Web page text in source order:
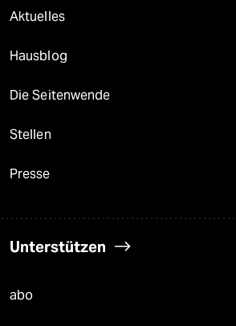
Aktuelles
Hausblog
Die Seitenwende
Stellen
Presse
Unterstützen
abo